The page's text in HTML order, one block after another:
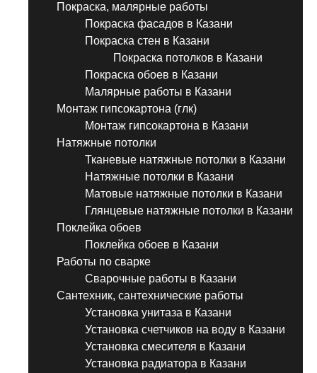
Покраска, малярные работы
Покраска фасадов в Казани
Покраска стен в Казани
Покраска потолков в Казани
Покраска обоев в Казани
Малярные работы в Казани
Монтаж гипсокартона (глк)
Монтаж гипсокартона в Казани
Натяжные потолки
Тканевые натяжные потолки в Казани
Натяжные потолки в Казани
Матовые натяжные потолки в Казани
Глянцевые натяжные потолки в Казани
Поклейка обоев
Поклейка обоев в Казани
Работы по сварке
Сварочные работы в Казани
Сантехник, сантехнические работы
Установка унитаза в Казани
Установка счетчиков на воду в Казани
Установка смесителя в Казани
Установка радиатора в Казани